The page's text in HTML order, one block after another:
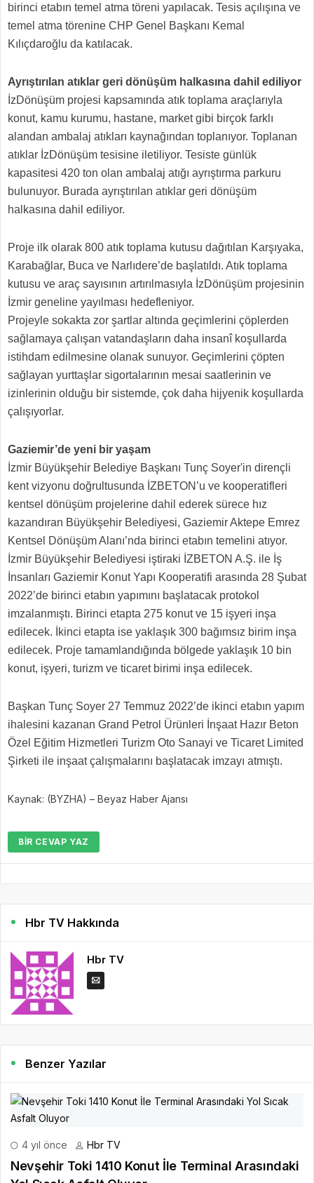
birinci etabın temel atma töreni yapılacak. Tesis açılışına ve
temel atma törenine CHP Genel Başkanı Kemal
Kılıçdaroğlu da katılacak.
Ayrıştırılan atıklar geri dönüşüm halkasına dahil ediliyor
İzDönüşüm projesi kapsamında atık toplama araçlarıyla
konut, kamu kurumu, hastane, market gibi birçok farklı
alandan ambalaj atıkları kaynağından toplanıyor. Toplanan
atıklar İzDönüşüm tesisine iletiliyor. Tesiste günlük
kapasitesi 420 ton olan ambalaj atığı ayrıştırma parkuru
bulunuyor. Burada ayrıştırılan atıklar geri dönüşüm
halkasına dahil ediliyor.
Proje ilk olarak 800 atık toplama kutusu dağıtılan Karşıyaka,
Karabağlar, Buca ve Narlıdere’de başlatıldı. Atık toplama
kutusu ve araç sayısının artırılmasıyla İzDönüşüm projesinin
İzmir geneline yayılması hedefleniyor.
Projeyle sokakta zor şartlar altında geçimlerini çöplerden
sağlamaya çalışan vatandaşların daha insanî koşullarda
istihdam edilmesine olanak sunuyor. Geçimlerini çöpten
sağlayan yurttaşlar sigortalarının mesai saatlerinin ve
izinlerinin olduğu bir sistemde, çok daha hijyenik koşullarda
çalışıyorlar.
Gaziemir’de yeni bir yaşam
İzmir Büyükşehir Belediye Başkanı Tunç Soyer'in dirençli
kent vizyonu doğrultusunda İZBETON’u ve kooperatifleri
kentsel dönüşüm projelerine dahil ederek sürece hız
kazandıran Büyükşehir Belediyesi, Gaziemir Aktepe Emrez
Kentsel Dönüşüm Alanı’nda birinci etabın temelini atıyor.
İzmir Büyükşehir Belediyesi iştiraki İZBETON A.Ş. ile İş
İnsanları Gaziemir Konut Yapı Kooperatifi arasında 28 Şubat
2022’de birinci etabın yapımını başlatacak protokol
imzalanmıştı. Birinci etapta 275 konut ve 15 işyeri inşa
edilecek. İkinci etapta ise yaklaşık 300 bağımsız birim inşa
edilecek. Proje tamamlandığında bölgede yaklaşık 10 bin
konut, işyeri, turizm ve ticaret birimi inşa edilecek.
Başkan Tunç Soyer 27 Temmuz 2022’de ikinci etabın yapım
ihalesini kazanan Grand Petrol Ürünleri İnşaat Hazır Beton
Özel Eğitim Hizmetleri Turizm Oto Sanayi ve Ticaret Limited
Şirketi ile inşaat çalışmalarını başlatacak imzayı atmıştı.
Kaynak: (BYZHA) – Beyaz Haber Ajansı
BIR CEVAP YAZ
Hbr TV Hakkında
Hbr TV
Benzer Yazılar
4 yıl önce Hbr TV
Nevşehir Toki 1410 Konut İle Terminal Arasındaki